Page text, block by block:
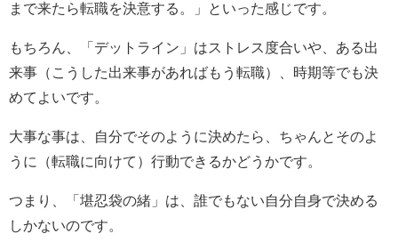
まで来たら転職を決意する。」といった感じです。
もちろん、「デットライン」はストレス度合いや、ある出
来事（こうした出来事があればもう転職）、時期等でも決
めてよいです。
大事な事は、自分でそのように決めたら、ちゃんとそのよ
うに（転職に向けて）行動できるかどうかです。
つまり、「堪忍袋の緒」は、誰でもない自分自身で決める
しかないのです。